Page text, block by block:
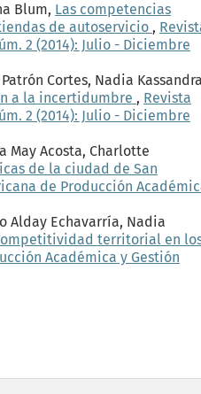
Blum, Las competencias
de autoservicio ,
2 (2014): Julio - Diciembre
Cortes, Nadia Kassandra
a la incertidumbre , Revista
2 (2014): Julio - Diciembre
May Acosta, Charlotte
de la ciudad de San
de Producción
Alday Echavarría, Nadia
territorial en
Académica y Gestión